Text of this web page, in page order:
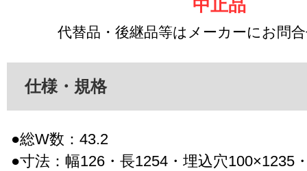
中止品
代替品・後継品等はメーカーにお問
仕様・規格
●総W数：43.2
●寸法：幅126・長1254・埋込穴100×1235